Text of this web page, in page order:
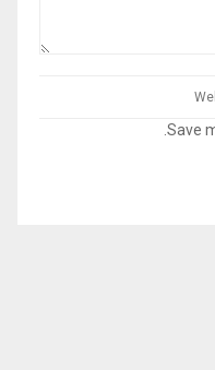
Save